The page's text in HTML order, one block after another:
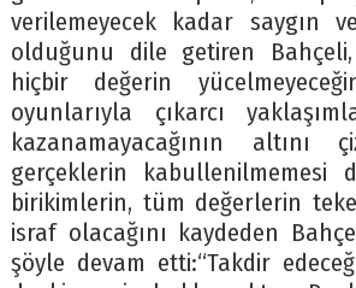
verilemeyecek kadar saygın
olduğunu dile getiren
hiçbir değerin
oyunlarıyla çıkarcı
kazanamayacağının altını
gerçeklerin kabullenilmemesi
birikimlerin, tüm değerlerin
israf olacağını kaydeden
şöyle devam etti:“Takdir